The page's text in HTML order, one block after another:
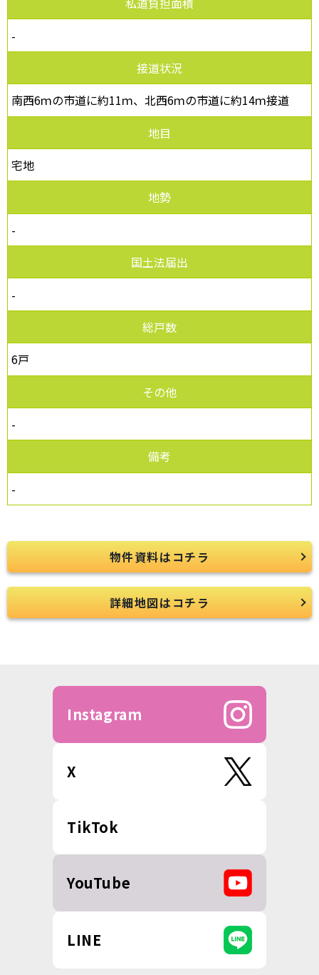
-
接道状況
南西6ｍの市道に約11ｍ、北西6ｍの市道に約14ｍ接道
地目
宅地
地勢
-
国土法届出
-
総戸数
6戸
その他
-
備考
-
物件資料はコチラ
詳細地図はコチラ
Instagram
X
TikTok
YouTube
LINE